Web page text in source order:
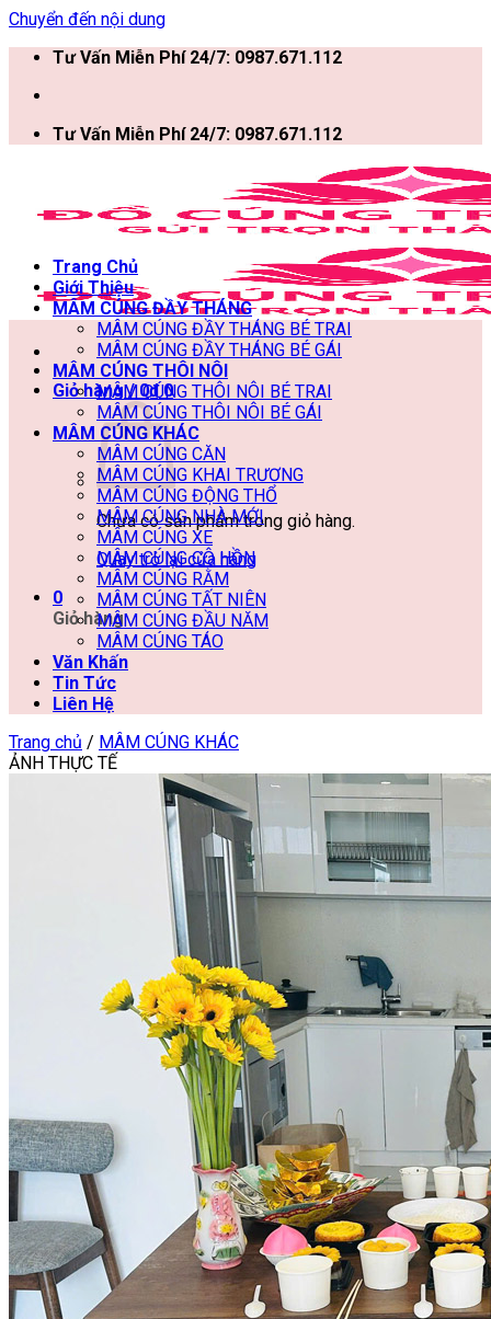
Chuyển đến nội dung
Tư Vấn Miễn Phí 24/7: 0987.671.112
Tư Vấn Miễn Phí 24/7: 0987.671.112
Giỏ hàng /0₫ 0
Chưa có sản phẩm trong giỏ hàng.
Quay trở lại cửa hàng
0
Giỏ hàng
Trang Chủ
Giới Thiệu
MÂM CÚNG ĐẦY THÁNG
MÂM CÚNG ĐẦY THÁNG BÉ TRAI
MÂM CÚNG ĐẦY THÁNG BÉ GÁI
MÂM CÚNG THÔI NÔI
MÂM CÚNG THÔI NÔI BÉ TRAI
MÂM CÚNG THÔI NÔI BÉ GÁI
MÂM CÚNG KHÁC
MÂM CÚNG CĂN
MÂM CÚNG KHAI TRƯƠNG
MÂM CÚNG ĐỘNG THỔ
MÂM CÚNG NHÀ MỚI
MÂM CÚNG XE
MÂM CÚNG CÔ HỒN
MÂM CÚNG RẰM
MÂM CÚNG TẤT NIÊN
MÂM CÚNG ĐẦU NĂM
MÂM CÚNG TÁO
Văn Khấn
Tin Tức
Liên Hệ
Trang chủ / MÂM CÚNG KHÁC
ẢNH THỰC TẾ